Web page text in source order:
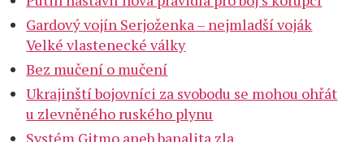
Gardový vojín Serjoženka – nejmladší voják
Velké vlastenecké války
Bez mučení o mučení
Ukrajinští bojovníci za svobodu se mohou ohřát
u zlevněného ruského plynu
Systém Gitmo aneb banalita zla